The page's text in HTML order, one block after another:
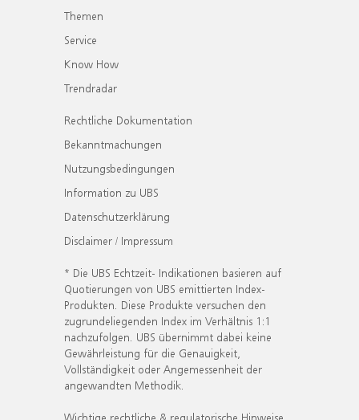
Themen
Service
Know How
Trendradar
Rechtliche Dokumentation
Bekanntmachungen
Nutzungsbedingungen
Information zu UBS
Datenschutzerklärung
Disclaimer / Impressum
* Die UBS Echtzeit- Indikationen basieren auf
Quotierungen von UBS emittierten Index-
Produkten. Diese Produkte versuchen den
zugrundeliegenden Index im Verhältnis 1:1
nachzufolgen. UBS übernimmt dabei keine
Gewährleistung für die Genauigkeit,
Vollständigkeit oder Angemessenheit der
angewandten Methodik.